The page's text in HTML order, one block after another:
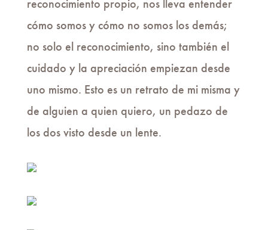
reconocimiento propio, nos lleva entender
cómo somos y cómo no somos los demás;
no solo el reconocimiento, sino también el
cuidado y la apreciación empiezan desde
uno mismo. Esto es un retrato de mi misma y
de alguien a quien quiero, un pedazo de
los dos visto desde un lente.